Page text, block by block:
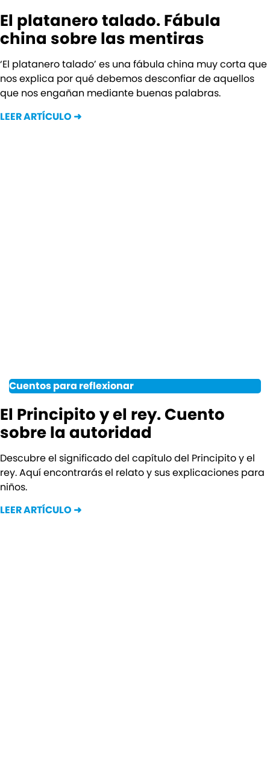
El platanero talado. Fábula
china sobre las mentiras
‘El platanero talado’ es una fábula china muy corta que
nos explica por qué debemos desconfiar de aquellos
que nos engañan mediante buenas palabras.
LEER ARTÍCULO ➜
Cuentos para reflexionar
El Principito y el rey. Cuento
sobre la autoridad
Descubre el significado del capítulo del Principito y el
rey. Aquí encontrarás el relato y sus explicaciones para
niños.
LEER ARTÍCULO ➜